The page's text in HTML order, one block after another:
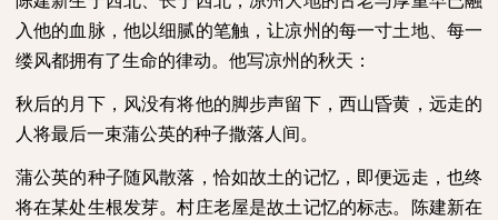
入他的血脉，他以细腻的笔触，让凉州的每一寸土地、每一
缕风都拥有了生命的律动。他写凉州的秋天：
秋后的月下，风没有将他的脚步声留下，西山昏黄，远走的
人将最后一束蒲公英的种子撒落人间。
蒲公英的种子随风散落，恰如故土的记忆，即便远走，也终
将在某处生根发芽。村庄老屋是故土记忆的标志。陈建新在